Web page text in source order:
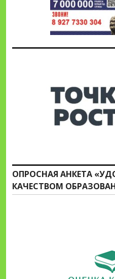
ОПРОСНАЯ АНКЕТА
КАЧЕСТВОМ